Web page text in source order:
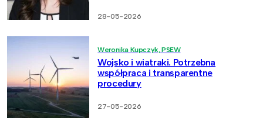
28-05-2026
Weronika Kupczyk, PSEW
Wojsko i wiatraki. Potrzebna
współpraca i transparentne
procedury
27-05-2026